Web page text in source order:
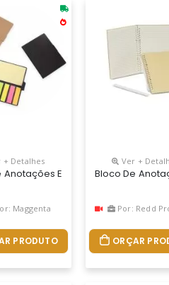
Personalizado
+ Detalhes
Anotações Ecológico Com
Maggenta
PRODUTO
Ver +
Bloco De
Por: Redd
ORÇAR